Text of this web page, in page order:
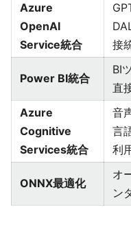
Azure
OpenAI
Service統合
接
Power BI統合
BI
直
Azure
Cognitive
Services統合
音
言
利
ONNX最適化
オ
ン